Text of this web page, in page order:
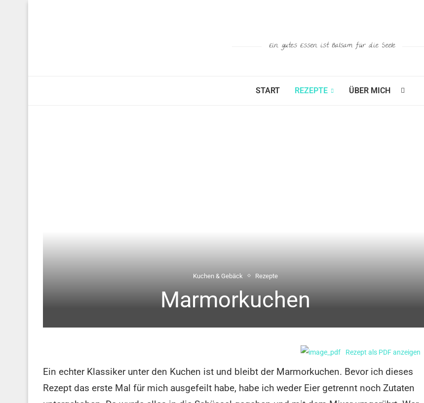
Ein gutes Essen ist Balsam für die Seele
START REZEPTE ÜBER MICH
Kuchen & Gebäck Rezepte
Marmorkuchen
Rezept als PDF anzeigen
Ein echter Klassiker unter den Kuchen ist und bleibt der Marmorkuchen. Bevor ich dieses
Rezept das erste Mal für mich ausgefeilt habe, habe ich weder Eier getrennt noch Zutaten